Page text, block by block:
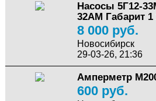
Насосы 5Г12-
32АМ Габарит 1
8 000 руб.
Новосибирск
29-03-26, 21:36
Амперметр
600 руб.